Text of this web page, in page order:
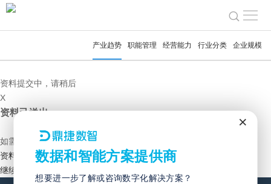
产业趋势 职能管理 经营能力 行业分类 企业规模
鼎捷数智
创造数字化转型价值
立即咨询 获取智能制造ERP白皮书
管理从创造信息系统的应用效益开始，帮助企业提升运营效能。
出真正有效的行业智慧整合解决方案，
资料提交中，请稍后
X
资料己送出
如需要立即的支援与服务，
资料下载
继续浏览网页
×
数据和智能方案提供商
想要进一步了解或咨询数字化解决方案？